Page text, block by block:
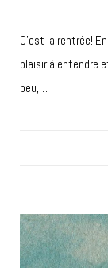
C’est la rentrée!
plaisir à entendre
peu,…